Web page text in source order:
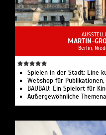
MARTIN-
Berlin,
Spielen in der Stadt: Eine
Webshop für
BAUBAU: Ein Spielort für
Außergewöhnliche